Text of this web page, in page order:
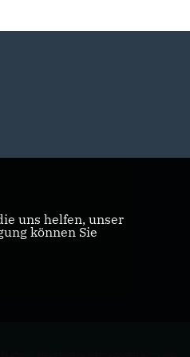
uns helfen, unser
können Sie